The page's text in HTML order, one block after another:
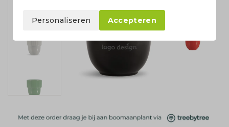
Personaliseren Accepteren